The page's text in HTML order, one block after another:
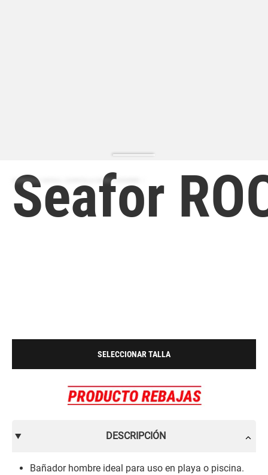
ZAPATILLA MODA | ZAPATILLA MODA HOMBRE
Seafor
SELECCIONAR TALLA
DESCRIPCIÓN
Bañador hombre ideal para uso en playa o piscina.